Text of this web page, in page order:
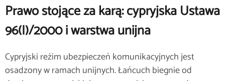
Prawo stojące za karą: cypryjska Ustawa
96(I)/2000 i warstwa unijna
Cypryjski reżim ubezpieczeń komunikacyjnych jest
osadzony w ramach unijnych. Łańcuch biegnie od